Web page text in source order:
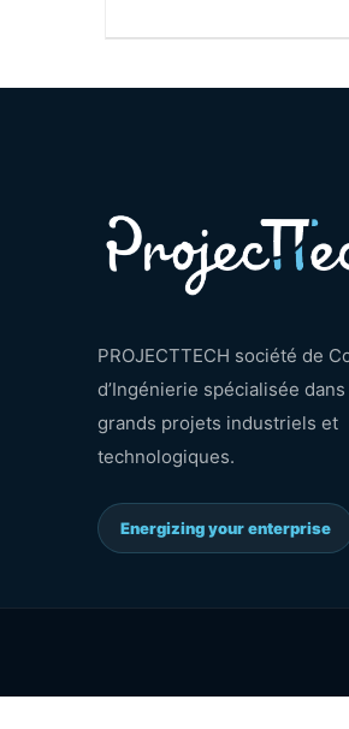
PROJECTTECH société de
d’Ingénierie spécialisée
grands projets industriels et
technologiques.
Energizing your enterprise